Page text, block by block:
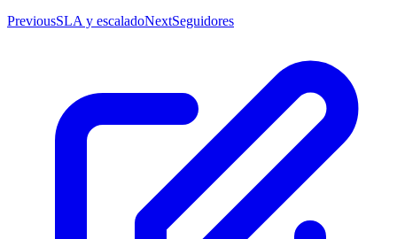
PreviousSLA y escaladoNextSeguidores